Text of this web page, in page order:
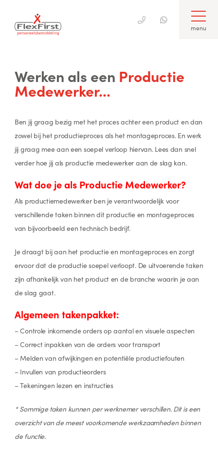
content
menu
Werken als een Productie
Medewerker...
Ben jij graag bezig met het proces achter een product en dan
zowel bij het productieproces als het montageproces. En werk
jij graag mee aan een soepel verloop hiervan. Lees dan snel
verder hoe jij als productie medewerker aan de slag kan.
Wat doe je als Productie Medewerker?
Als productiemedewerker ben je verantwoordelijk voor
verschillende taken binnen dit productie en montageproces
van bijvoorbeeld een technisch bedrijf.
Je draagt bij aan het productie en montageproces en zorgt
ervoor dat de productie soepel verloopt. De uitvoerende taken
zijn afhankelijk van het product en de branche waarin je aan
de slag gaat.
Algemeen takenpakket:
– Controle inkomende orders op aantal en visuele aspecten
– Correct inpakken van de orders voor transport
– Melden van afwijkingen en potentiële productiefouten
– Invullen van productieorders
– Tekeningen lezen en instructies
* Sommige taken kunnen per werknemer verschillen. Dit is een
overzicht van de meest voorkomende werkzaamheden binnen
de functie.